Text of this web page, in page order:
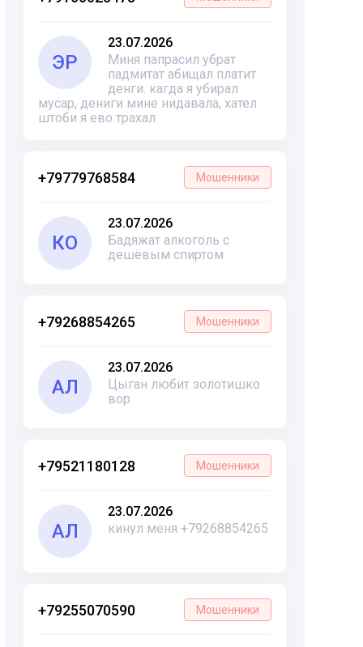
ЭР
23.07.2026
Миня папрасил убрат
падмитат абищал платит
денги. кагда я убирал
мусар, дениги мине нидавала, хател
штоби я ево трахал
+79779768584 Мошенники
КО
23.07.2026
Бадяжат алкоголь с
дешёвым спиртом
+79268854265 Мошенники
АЛ
23.07.2026
Цыган любит золотишко
вор
+79521180128 Мошенники
АЛ
23.07.2026
кинул меня +79268854265
+79255070590 Мошенники